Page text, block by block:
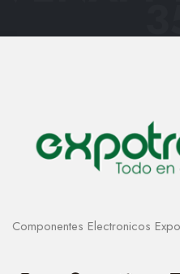
Componentes Electronicos